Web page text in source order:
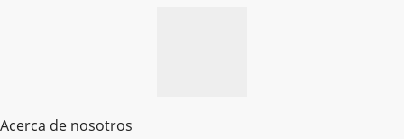
Acerca de nosotros